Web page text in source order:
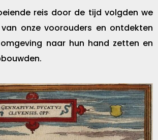
reis door de tijd volgden we
onze voorouders en ontdekten
naar hun hand zetten en